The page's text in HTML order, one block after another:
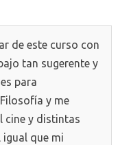
de este curso con
tan sugerente y
para
y me
cine y distintas
que mi